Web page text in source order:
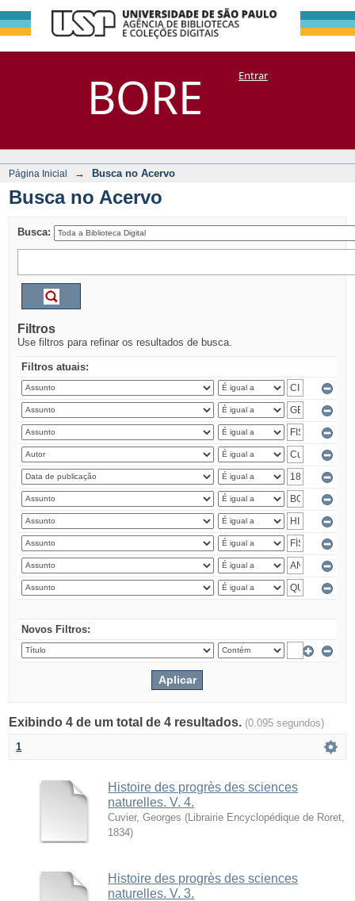
BORE
Busca no Acervo
DSpace/Manakin + CoriscoEntrar
Página Inicial → Busca no Acervo
Busca no Acervo
Busca:
Filtros
Use filtros para refinar os resultados de busca.
Filtros atuais:
Novos Filtros:
Exibindo 4 de um total de 4 resultados. (0.095 segundos)
1
Histoire des progrès des sciences
naturelles. V. 4.
Cuvier, Georges ( Librairie Encyclopédique de Roret
1834)
Histoire des progrès des sciences
naturelles. V. 3.